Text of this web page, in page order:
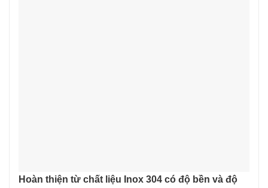
Hoàn thiện từ chất liệu Inox 304 có độ bền và độ